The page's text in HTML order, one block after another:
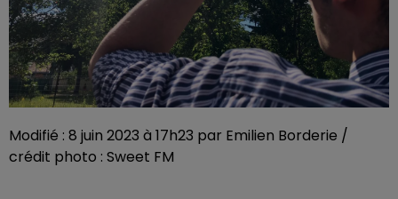
Modifié : 8 juin 2023 à 17h23 par Emilien Borderie /
crédit photo : Sweet FM